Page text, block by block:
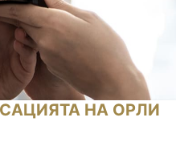
НА ОРЛИ